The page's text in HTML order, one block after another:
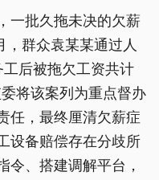
批久拖未决的欠薪
，群众袁某某通过人
后被拖欠工资共计
将该案列为重点督办
任，最终厘清欠薪症
设备赔偿存在分歧所
令、搭建调解平台，